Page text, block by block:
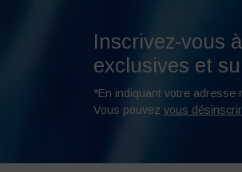
Inscrivez-vous
exclusives et
*En indiquant votre adresse
Vous pouvez vous